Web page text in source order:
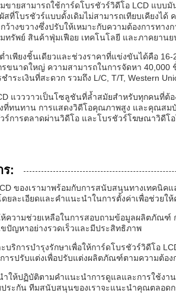
ายสามารถใช้การ์ดโบรชัวร์วิดีโอ LCD แบบมั
ที่โบรชัวร์แบบดั้งเดิมไม่สามารถเทียบเคียงได้
างขวางซึ่งปรับให้เหมาะกับความต้องการทาง
ทรัพย์ สินค้าฟุ่มเฟือย เทคโนโลยี และภาคยาน
เพียงชิ้นเดียวและช่วงราคาที่แข่งขันได้คือ
ขนาดใหญ่ ความสามารถในการจัดหา 40,000
ระเงินที่สะดวก รวมถึง L/C, T/T, Western
แวววาวเป็นโซลูชันที่ล้ำสมัยสำหรับทุกคนที่ต้
ที่ทนทาน การแสดงวิดีโอคุณภาพสูง และคุณสม
ร์การตลาดผ่านวิดีโอ และโบรชัวร์โฆษณาวิดีโ
ร:
ของเรามาพร้อมกับการสนับสนุนทางเทคนิค
ยละเอียดและคำแนะนำในการตั้งค่าเพื่อช่วย
ความช่วยเหลือในการสอบถามข้อมูลผลิตภัณ
ปัญหาอย่างรวดเร็วและมีประสิทธิภาพ
ะบริการบำรุงรักษาเพื่อให้การ์ดโบรชัวร์วิดีโอ
ารปรับแต่งเพื่อปรับแต่งผลิตภัณฑ์ตามความต้อ
ำให้ปฏิบัติตามคำแนะนำการดูแลและการใช้
ประกัน ทีมสนับสนุนของเราจะแนะนำคุณตลอ